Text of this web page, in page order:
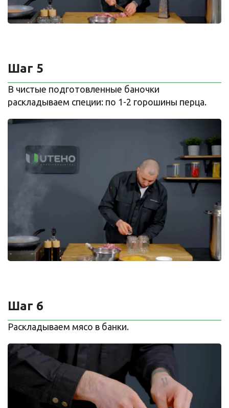
Шаг 5
В чистые подготовленные баночки
раскладываем специи: по 1-2 горошины перца.
Шаг 6
Раскладываем мясо в банки.